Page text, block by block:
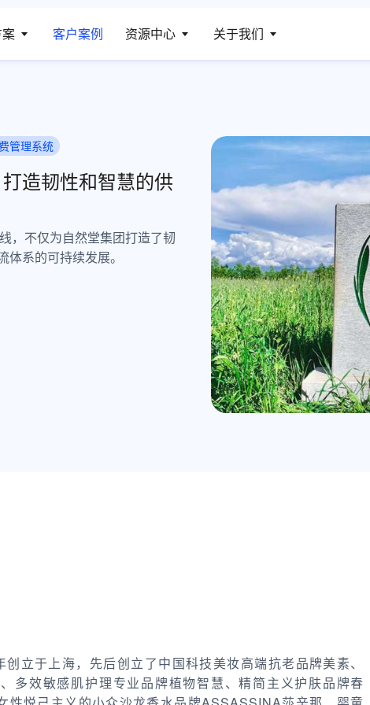
客户案例 资源中心 关于我们
管理系统
造韧性和智慧的供
，不仅为自然堂集团打造了韧
系的可持续发展。
立于上海，先后创立了中国科技美妆高端抗老品牌美素、
多效敏感肌护理专业品牌植物智慧、精简主义护肤品牌春